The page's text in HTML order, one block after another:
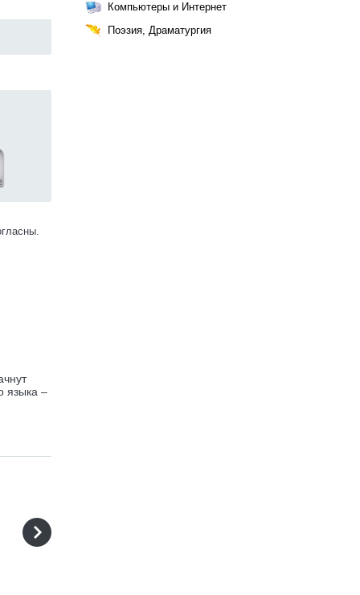
языка –
Компьютеры и Интернет
Поэзия, Драматургия